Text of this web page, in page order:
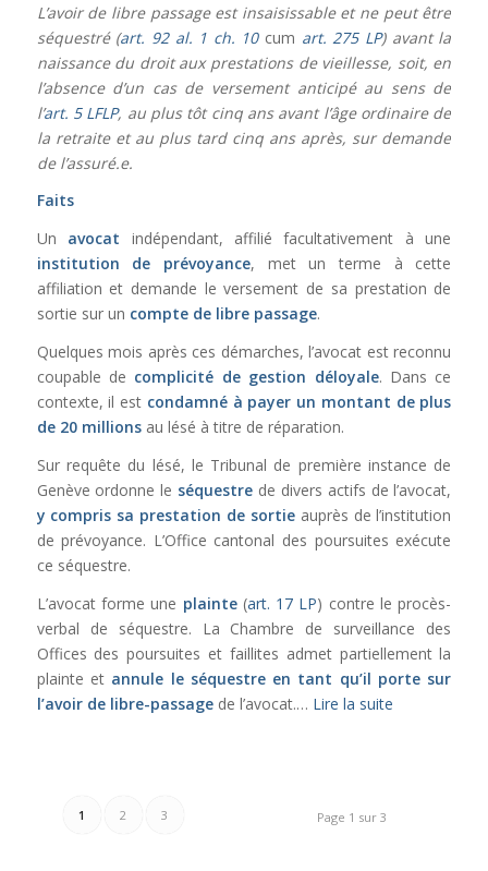
L’avoir de libre passage est insaisissable et ne peut être
séquestré (art. 92 al. 1 ch. 10 cum art. 275 LP) avant la
naissance du droit aux prestations de vieillesse, soit, en
l’absence d’un cas de versement anticipé au sens de
l’art. 5 LFLP, au plus tôt cinq ans avant l’âge ordinaire de
la retraite et au plus tard cinq ans après, sur demande
de l’assuré.e.
Faits
Un avocat indépendant, affilié facultativement à une
institution de prévoyance, met un terme à cette
affiliation et demande le versement de sa prestation de
sortie sur un compte de libre passage.
Quelques mois après ces démarches, l’avocat est reconnu
coupable de complicité de gestion déloyale. Dans ce
contexte, il est condamné à payer un montant de plus
de 20 millionsau lésé à titre de réparation.
Sur requête du lésé, le Tribunal de première instance de
Genève ordonne le séquestre de divers actifs de l’avocat,
y compris sa prestation de sortieauprès de l’institution
de prévoyance. L’Office cantonal des poursuites exécute
ce séquestre.
L’avocat forme une plainte(art. 17 LP) contre le procès-
verbal de séquestre. La Chambre de surveillance des
Offices des poursuites et faillites admet partiellement la
plainte et annule le séquestre en tant qu’il porte sur
l’avoir de libre-passagede l’avocat.… Lire la suite
Page 1 sur 3
1 2 3